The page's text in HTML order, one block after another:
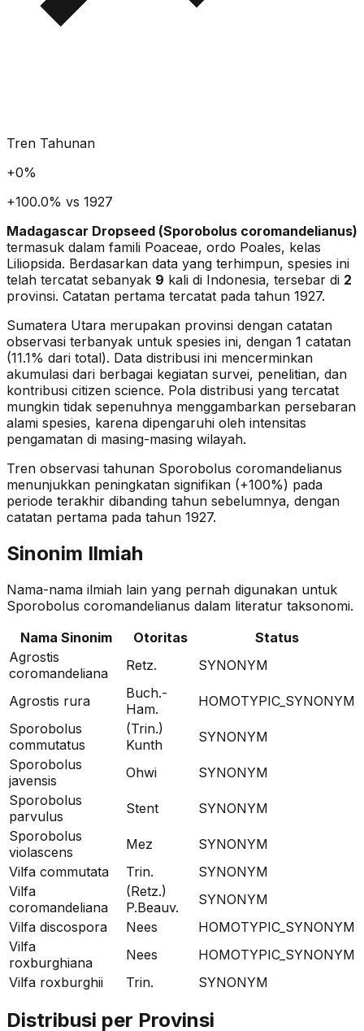
Tren Tahunan
+0%
+100.0% vs 1927
Madagascar Dropseed (Sporobolus coromandelianus)
termasuk dalam famili Poaceae, ordo Poales, kelas
Liliopsida. Berdasarkan data yang terhimpun, spesies ini
telah tercatat sebanyak 9 kali di Indonesia, tersebar di 2
provinsi. Catatan pertama tercatat pada tahun 1927.
Sumatera Utara merupakan provinsi dengan catatan
observasi terbanyak untuk spesies ini, dengan 1 catatan
(11.1% dari total). Data distribusi ini mencerminkan
akumulasi dari berbagai kegiatan survei, penelitian, dan
kontribusi citizen science. Pola distribusi yang tercatat
mungkin tidak sepenuhnya menggambarkan persebaran
alami spesies, karena dipengaruhi oleh intensitas
pengamatan di masing-masing wilayah.
Tren observasi tahunan Sporobolus coromandelianus
menunjukkan peningkatan signifikan (+100%) pada
periode terakhir dibanding tahun sebelumnya, dengan
catatan pertama pada tahun 1927.
Sinonim Ilmiah
Nama-nama ilmiah lain yang pernah digunakan untuk
Sporobolus coromandelianus dalam literatur taksonomi.
Nama Sinonim
Otoritas
Status
Agrostis
coromandeliana
Retz. SYNONYM
Agrostis rura
Buch.-
Ham.
HOMOTYPIC_SYNONYM
Sporobolus
commutatus
(Trin.)
Kunth
SYNONYM
Sporobolus
javensis
Ohwi
SYNONYM
Sporobolus
parvulus
Stent
SYNONYM
Sporobolus
violascens
Mez
SYNONYM
Vilfa commutata
Trin.
SYNONYM
Vilfa
coromandeliana
(Retz.)
P.Beauv.
SYNONYM
Vilfa discospora
Nees
HOMOTYPIC_SYNONYM
Vilfa
roxburghiana
Nees
HOMOTYPIC_SYNONYM
Vilfa roxburghii
Trin. SYNONYM
Distribusi per Provinsi